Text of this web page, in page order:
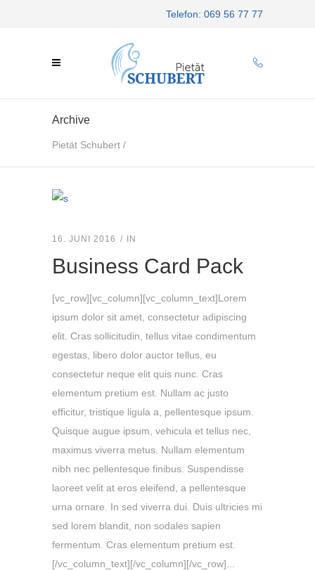
Telefon: 069 56 77 77
Archive
Pietät Schubert /
16. JUNI 2016 IN
Business Card Pack
[vc_row][vc_column][vc_column_text]Lorem
ipsum dolor sit amet, consectetur adipiscing
elit. Cras sollicitudin, tellus vitae condimentum
egestas, libero dolor auctor tellus, eu
consectetur neque elit quis nunc. Cras
elementum pretium est. Nullam ac justo
efficitur, tristique ligula a, pellentesque ipsum.
Quisque augue ipsum, vehicula et tellus nec,
maximus viverra metus. Nullam elementum
nibh nec pellentesque finibus. Suspendisse
laoreet velit at eros eleifend, a pellentesque
urna ornare. In sed viverra dui. Duis ultricies mi
sed lorem blandit, non sodales sapien
fermentum. Cras elementum pretium est.
[/vc_column_text][/vc_column][/vc_row]...